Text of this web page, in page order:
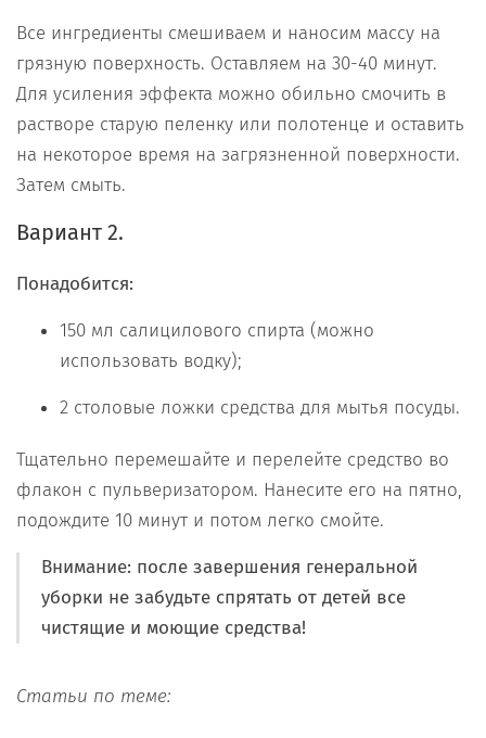
Все ингредиенты смешиваем и наносим массу на
грязную поверхность. Оставляем на 30-40 минут.
Для усиления эффекта можно обильно смочить в
растворе старую пеленку или полотенце и оставить
на некоторое время на загрязненной поверхности.
Затем смыть.
Вариант 2.
Понадобится:
150 мл салицилового спирта (можно
использовать водку);
2 столовые ложки средства для мытья посуды.
Тщательно перемешайте и перелейте средство во
флакон с пульверизатором. Нанесите его на пятно,
подождите 10 минут и потом легко смойте.
Внимание: после завершения генеральной
уборки не забудьте спрятать от детей все
чистящие и моющие средства!
Статьи по теме: